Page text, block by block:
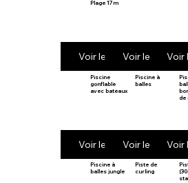
Plage 17m
Voir le produitVoir le produit
Voir
Piscine
gonflable
avec bateaux
Voir le produit
Piscine à
balles
Voir le produit
de
Voir
Piscine à
balles jungle
Piste de
curling